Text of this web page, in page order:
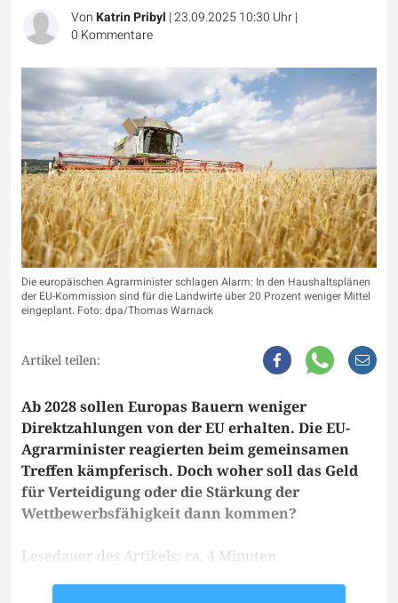
VonKatrin Pribyl |23.09.2025 10:30 Uhr|
0 Kommentare
Die europäischen Agrarminister schlagen Alarm: In den Haushaltsplänen
der EU-Kommission sind für die Landwirte über 20 Prozent weniger Mittel
eingeplant. Foto: dpa/Thomas Warnack
Artikel teilen:
Ab 2028 sollen Europas Bauern weniger
Direktzahlungen von der EU erhalten. Die EU-
Agrarminister reagierten beim gemeinsamen
Treffen kämpferisch. Doch woher soll das Geld
für Verteidigung oder die Stärkung der
Wettbewerbsfähigkeit dann kommen?
Lesedauer des Artikels: ca. 4 Minuten